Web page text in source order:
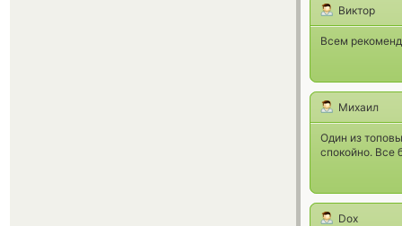
Виктор
Всем
Михаил
Один из
спокойно. Все
Dox